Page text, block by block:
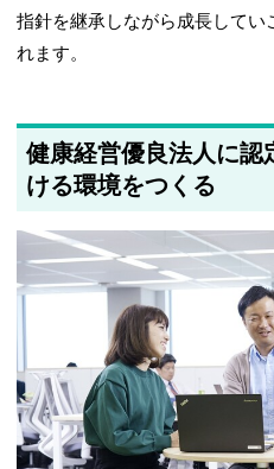
指針を継承しながら成長してい
れます。
健康経営優良法人に認
ける環境をつくる